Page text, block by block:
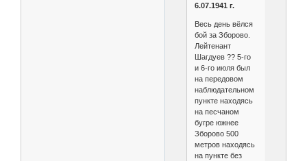
6.07.1941 г.
Весь день вёлся
бой за Зборово.
Лейтенант
Шагдуев ?? 5-го
и 6-го июля был
на передовом
наблюдательном
пункте находясь
на песчаном
бугре южнее
Зборово 500
метров находясь
на пункте без